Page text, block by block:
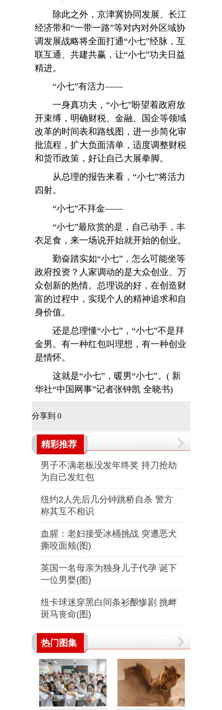
除此之外，京津冀协同发展、长江
经济带和“一带一路”等对内对外区域协
调发展战略将全面打通“小七”经脉，互
联互通、共建共赢，让“小七”功夫日益
精进。
“小七”有活力——
一身真功夫，“小七”盼望着政府放
开束缚，明确财税、金融、国企等领域
改革的时间表和路线图，进一步简化审
批流程，扩大负面清单，适度调整财税
和货币政策，好让自己大展拳脚。
从总理的报告来看，“小七”将活力
四射。
“小七”不拜金——
“小七”最欣赏的是，自己动手，丰
衣足食，来一场说开始就开始的创业。
勤奋踏实如“小七”，怎么可能坐等
政府投资？人家调动的是大众创业、万
众创新的热情。总理说的好，在创造财
富的过程中，实现个人的精神追求和自
身价值。
还是总理懂“小七”，“小七”不是拜
金男。有一种红包叫理想，有一种创业
是情怀。
这就是“小七”，暖男“小七”。( 新
华社“中国网事”记者张钟凯 全晓书)
分享到 0
精彩推荐
男子不满老板没发年终奖 持刀抢劫
为自己发红包
纽约2人先后几分钟跳桥自杀 警方
称其互不相识
血腥：老妇接受冰桶挑战 突遭恶犬
撕咬面颊(图)
英国一名母亲为独身儿子代孕 诞下
一位男婴(图)
纽卡球迷穿黑白间条衫酿惨剧 挑衅
斑马丧命(图)
热门图集